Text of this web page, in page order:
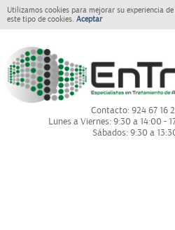
Utilizamos cookies para mejorar su experiencia
este tipo de cookies. Aceptar
Contacto: 924 67 16
Lunes a Viernes: 9:30 a 14:00 -
Sábados: 9:30 a